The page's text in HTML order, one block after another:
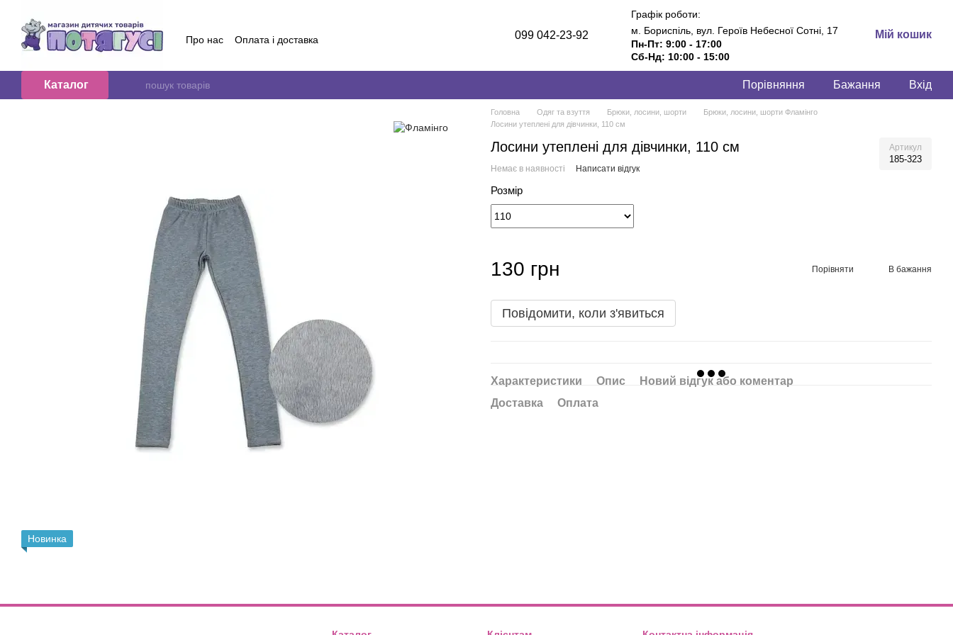
Про нас
Оплата і доставка
Контактна інформація
Блог
Договір публичної оферти
Відгуки про магазин
099 042-23-92
Графік роботи:
м. Бориспіль, вул. Героїв Небесної Сотні, 17
Пн-Пт: 9:00 - 17:00
Сб-Нд: 10:00 - 15:00
Мій кошик
Каталог Порівняння Бажання Вхід
Новинка
Головна Одяг та взуття Брюки, лосини, шорти
Брюки, лосини, шорти Фламінго
Лосини утеплені для дівчинки, 110 см
Лосини утеплені для дівчинки, 110 см Артикул
185-323
Немає в наявності Написати відгук
Розмір
130 грн Порівняти В бажання
Повідомити, коли з'явиться
Характеристики Опис
Новий відгук або коментар
Доставка
Оплата